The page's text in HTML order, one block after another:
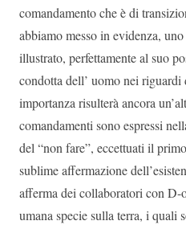
comandamento che è di
abbiamo messo in evidenza,
illustrato, perfettamente al suo
condotta dell’ uomo nei
importanza risulterà ancora
comandamenti sono espressi
del “non fare”, eccettuati il
sublime affermazione
afferma dei collaboratori con D-
umana specie sulla terra, i quali